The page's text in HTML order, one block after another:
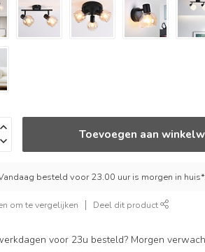
Toevoegen aan
besteld voor 23.00 uur is morgen in
om te vergelijken Deel dit product
voor 23u besteld? Morgen